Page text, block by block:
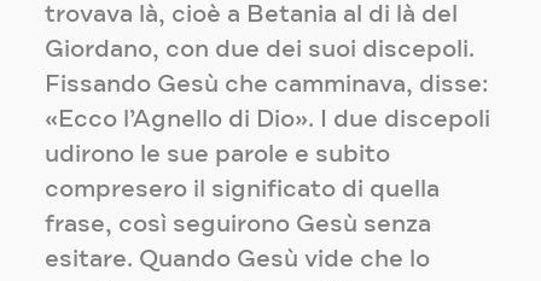
trovava là, cioè a Betania al di là del
Giordano, con due dei suoi discepoli.
Fissando Gesù che camminava, disse:
«Ecco l’Agnello di Dio». I due discepoli
udirono le sue parole e subito
compresero il significato di quella
frase, così seguirono Gesù senza
esitare. Quando Gesù vide che lo